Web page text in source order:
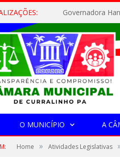
Governadora
O MUNICÍPIO A
Home » Atividades Legislativas